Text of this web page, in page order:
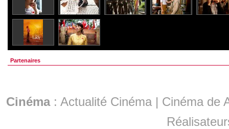
Partenaires
Cinéma: Actualité Cinéma | Cinéma de